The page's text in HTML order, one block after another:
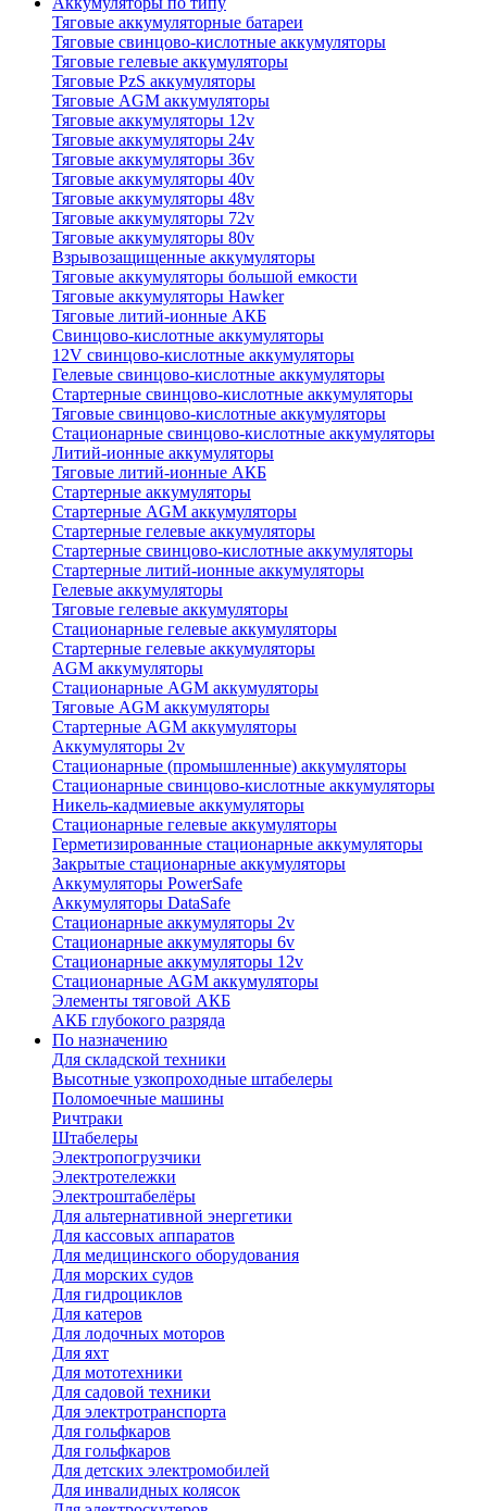
Тяговые аккумуляторные батареи
Тяговые свинцово-кислотные аккумуляторы
Тяговые гелевые аккумуляторы
Тяговые PzS аккумуляторы
Тяговые AGM аккумуляторы
Тяговые аккумуляторы 12v
Тяговые аккумуляторы 24v
Тяговые аккумуляторы 36v
Тяговые аккумуляторы 40v
Тяговые аккумуляторы 48v
Тяговые аккумуляторы 72v
Тяговые аккумуляторы 80v
Взрывозащищенные аккумуляторы
Тяговые аккумуляторы большой емкости
Тяговые аккумуляторы Hawker
Тяговые литий-ионные АКБ
Свинцово-кислотные аккумуляторы
12V свинцово-кислотные аккумуляторы
Гелевые свинцово-кислотные аккумуляторы
Стартерные свинцово-кислотные аккумуляторы
Тяговые свинцово-кислотные аккумуляторы
Стационарные свинцово-кислотные аккумуляторы
Литий-ионные аккумуляторы
Тяговые литий-ионные АКБ
Стартерные аккумуляторы
Стартерные AGM аккумуляторы
Стартерные гелевые аккумуляторы
Стартерные свинцово-кислотные аккумуляторы
Стартерные литий-ионные аккумуляторы
Гелевые аккумуляторы
Тяговые гелевые аккумуляторы
Стационарные гелевые аккумуляторы
Стартерные гелевые аккумуляторы
AGM аккумуляторы
Стационарные AGM аккумуляторы
Тяговые AGM аккумуляторы
Стартерные AGM аккумуляторы
Аккумуляторы 2v
Стационарные (промышленные) аккумуляторы
Стационарные свинцово-кислотные аккумуляторы
Никель-кадмиевые аккумуляторы
Стационарные гелевые аккумуляторы
Герметизированные стационарные аккумуляторы
Закрытые стационарные аккумуляторы
Аккумуляторы PowerSafe
Аккумуляторы DataSafe
Стационарные аккумуляторы 2v
Стационарные аккумуляторы 6v
Стационарные аккумуляторы 12v
Стационарные AGM аккумуляторы
Элементы тяговой АКБ
АКБ глубокого разряда
По назначению
Для складской техники
Высотные узкопроходные штабелеры
Поломоечные машины
Ричтраки
Штабелеры
Электропогрузчики
Электротележки
Электроштабелёры
Для альтернативной энергетики
Для кассовых аппаратов
Для медицинского оборудования
Для морских судов
Для гидроциклов
Для катеров
Для лодочных моторов
Для яхт
Для мототехники
Для садовой техники
Для электротранспорта
Для гольфкаров
Для гольфкаров
Для детских электромобилей
Для инвалидных колясок